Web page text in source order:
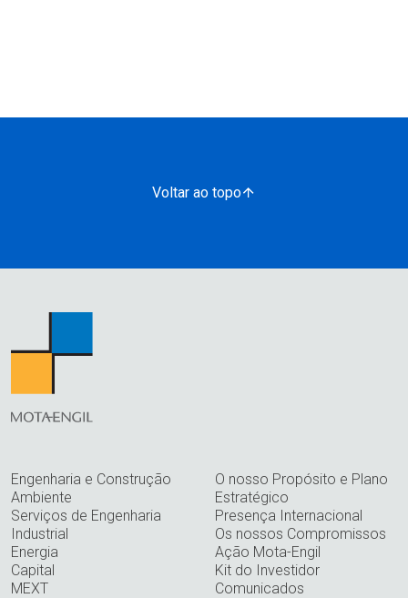
Voltar ao topo
Engenharia e Construção
Ambiente
Serviços de Engenharia
Industrial
Energia
Capital
MEXT
O nosso Propósito e Plano
Estratégico
Presença Internacional
Os nossos Compromissos
Ação Mota-Engil
Kit do Investidor
Comunicados